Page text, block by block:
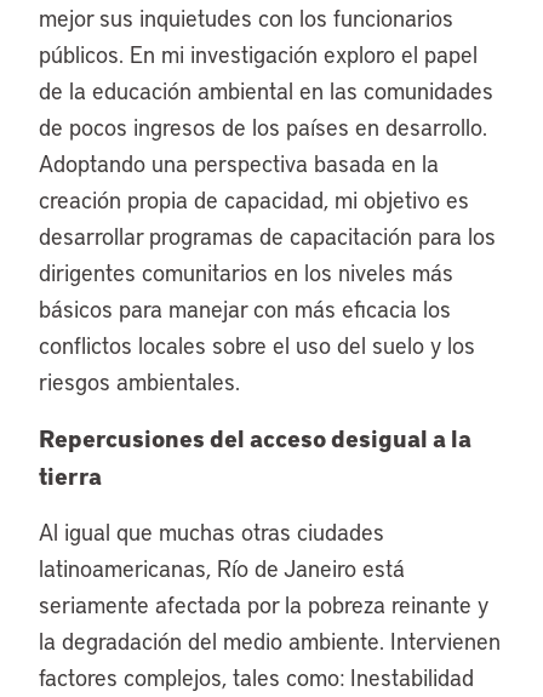
mejor sus inquietudes con los funcionarios
públicos. En mi investigación exploro el papel
de la educación ambiental en las comunidades
de pocos ingresos de los países en desarrollo.
Adoptando una perspectiva basada en la
creación propia de capacidad, mi objetivo es
desarrollar programas de capacitación para los
dirigentes comunitarios en los niveles más
básicos para manejar con más eficacia los
conflictos locales sobre el uso del suelo y los
riesgos ambientales.
Repercusiones del acceso desigual a la
tierra
Al igual que muchas otras ciudades
latinoamericanas, Río de Janeiro está
seriamente afectada por la pobreza reinante y
la degradación del medio ambiente. Intervienen
factores complejos, tales como: Inestabilidad